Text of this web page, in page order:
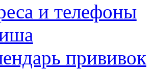
и телефоны
прививок